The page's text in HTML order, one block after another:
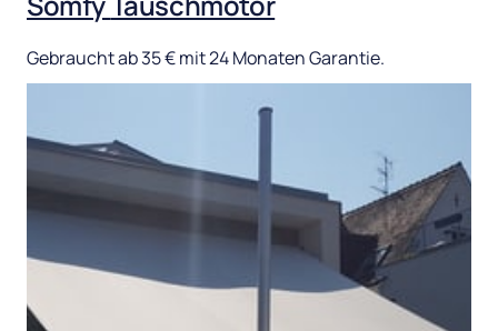
Gebraucht ab 35 € mit 24 Monaten Garantie.